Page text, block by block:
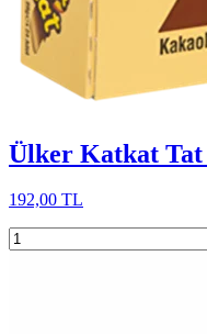
Ülker Katkat Tat
192,00 TL